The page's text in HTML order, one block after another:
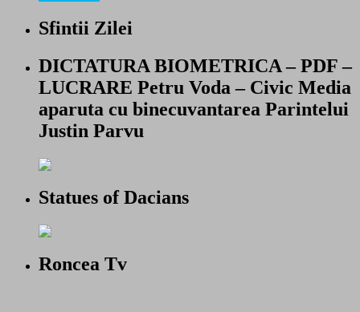
Sfintii Zilei
DICTATURA BIOMETRICA – PDF –
LUCRARE Petru Voda – Civic Media
aparuta cu binecuvantarea Parintelui
Justin Parvu
Statues of Dacians
Roncea Tv